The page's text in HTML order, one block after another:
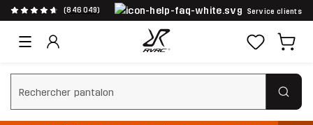
(846 049) Service clients
Effacer la recherche